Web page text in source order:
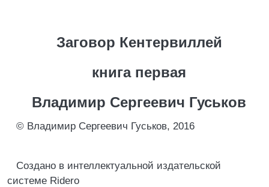
Заговор Кентервиллей
книга первая
Владимир Сергеевич Гуськов
© Владимир Сергеевич Гуськов, 2016
Создано в интеллектуальной издательской
системе Ridero